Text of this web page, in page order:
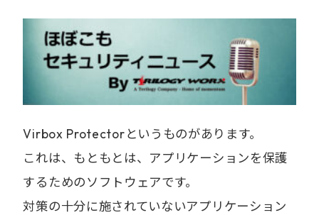
Virbox Protectorというものがあります。
これは、もともとは、アプリケーションを保護
するためのソフトウェアです。
対策の十分に施されていないアプリケーション